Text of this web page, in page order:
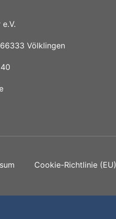
Völklingen
Cookie-Richtlinie (EU)